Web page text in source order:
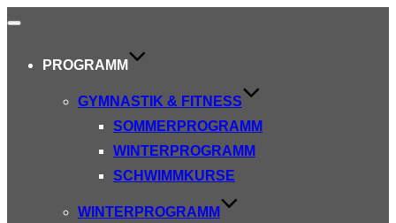
Navigation
PROGRAMM
GYMNASTIK & FITNESS
SOMMERPROGRAMM
WINTERPROGRAMM
SCHWIMMKURSE
WINTERPROGRAMM